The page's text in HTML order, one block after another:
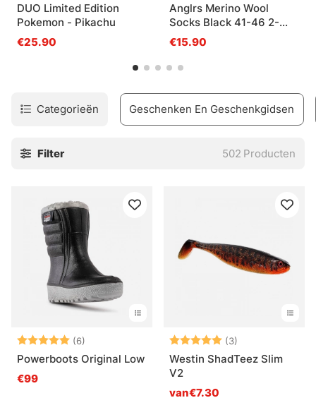
DUO Limited Edition
Pokemon - Pikachu
€25.90
Anglrs Merino Wool
Socks Black 41-46 2-
pack
€15.90
Categorieën Geschenken En Geschenkgidsen
Filter 502 Producten
Beoordeling:
(6)
Powerboots Original Low
€99
Beoordeling:
(3)
Westin ShadTeez Slim
V2
van€7.30